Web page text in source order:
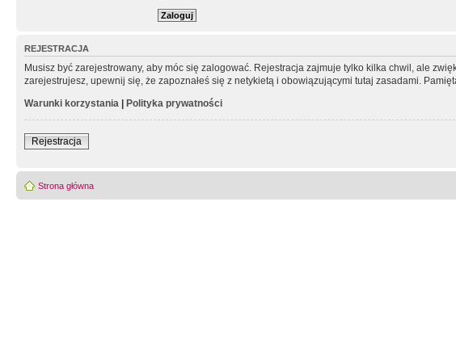
REJESTRACJA
Musisz być zarejestrowany, aby móc się zalogować. Rejestracja zajmuje tylko kilka chwil, ale
zarejestrujesz, upewnij się, że zapoznałeś się z netykietą i obowiązującymi tutaj zasadami.
Warunki korzystania | Polityka prywatności
Rejestracja
Strona główna